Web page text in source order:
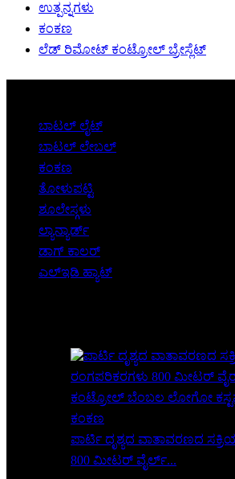
ಉತ್ಪನ್ನಗಳು
ಕಂಕಣ
ಲೆಡ್ ರಿಮೋಟ್ ಕಂಟ್ರೋಲ್ ಬ್ರೇಸ್ಲೆಟ್
ಬಾಟಲ್ ಲೈಟ್
ಬಾಟಲ್ ಲೇಬಲ್
ಕಂಕಣ
ತೋಳುಪಟ್ಟಿ
ಶೂಲೇಸ್ಗಳು
ಲ್ಯಾನ್ಯಾರ್ಡ್
ಡಾಗ್ ಕಾಲರ್
ಎಲ್ಇಡಿ ಹ್ಯಾಟ್
ಪಾರ್ಟಿ ದೃಶ್ಯದ ವಾತಾವರಣದ
800 ಮೀಟರ್ ವೈರ್ಲ್...